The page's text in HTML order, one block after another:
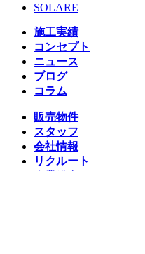
SOLARE
施工実績
コンセプト
ニュース
ブログ
コラム
販売物件
スタッフ
会社情報
リクルート